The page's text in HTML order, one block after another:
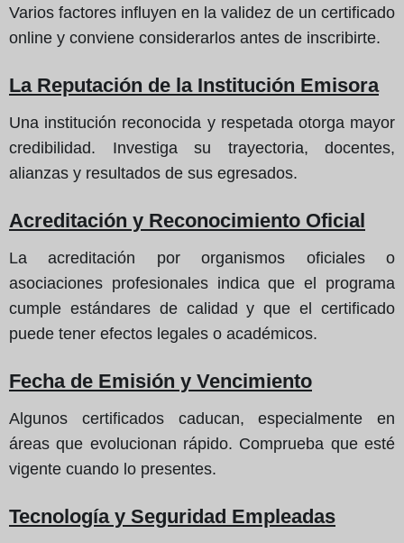
Varios factores influyen en la validez de un certificado
online y conviene considerarlos antes de inscribirte.
La Reputación de la Institución Emisora
Una institución reconocida y respetada otorga mayor
credibilidad. Investiga su trayectoria, docentes,
alianzas y resultados de sus egresados.
Acreditación y Reconocimiento Oficial
La acreditación por organismos oficiales o
asociaciones profesionales indica que el programa
cumple estándares de calidad y que el certificado
puede tener efectos legales o académicos.
Fecha de Emisión y Vencimiento
Algunos certificados caducan, especialmente en
áreas que evolucionan rápido. Comprueba que esté
vigente cuando lo presentes.
Tecnología y Seguridad Empleadas